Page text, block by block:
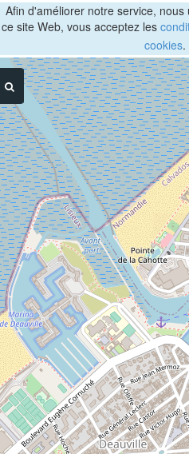
Afin d'améliorer notre service,
ce site Web, vous acceptez les
cookies.